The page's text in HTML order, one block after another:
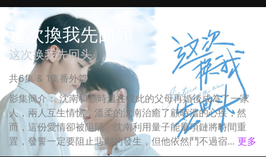
這次換我先回頭
这次换我先回头
共6集 & 1集番外篇
影集簡介： 沈南和顧時溫在彼此的父母再婚後成為了一家
人，兩人互生情愫，溫柔的沈南治癒了顧時溫的心疾，然
而，這份愛情卻被阻隔。沈南利用量子能量項鏈將時間重
置，發誓一定要阻止悲劇的發生，但他依然鬥不過宿... 更多